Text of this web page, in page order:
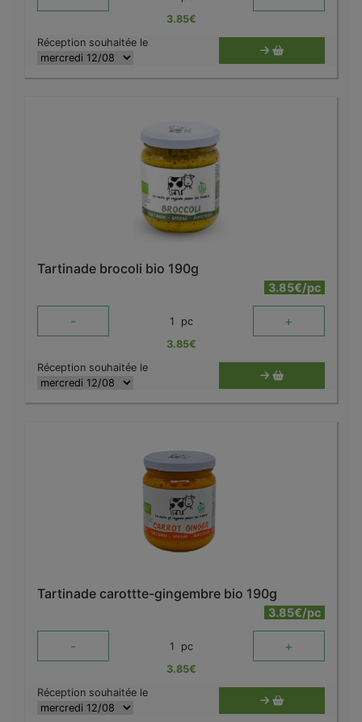
3.85€
Réception souhaitée le
Tartinade brocoli bio 190g
3.85€/pc
- 1 pc +
3.85€
Réception souhaitée le
Tartinade carottte-gingembre bio 190g
3.85€/pc
- 1 pc +
3.85€
Réception souhaitée le